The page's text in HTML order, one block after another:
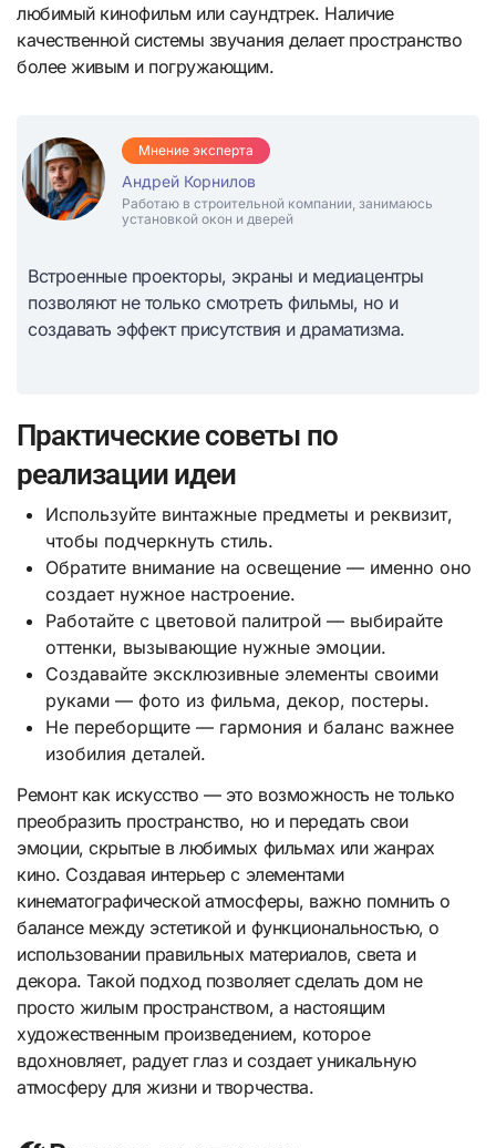
любимый кинофильм или саундтрек. Наличие
качественной системы звучания делает пространство
более живым и погружающим.
Мнение эксперта
Андрей Корнилов
Работаю в строительной компании, занимаюсь
установкой окон и дверей
Встроенные проекторы, экраны и медиацентры
позволяют не только смотреть фильмы, но и
создавать эффект присутствия и драматизма.
Практические советы по
реализации идеи
Используйте винтажные предметы и реквизит,
чтобы подчеркнуть стиль.
Обратите внимание на освещение — именно оно
создает нужное настроение.
Работайте с цветовой палитрой — выбирайте
оттенки, вызывающие нужные эмоции.
Создавайте эксклюзивные элементы своими
руками — фото из фильма, декор, постеры.
Не переборщите — гармония и баланс важнее
изобилия деталей.
Ремонт как искусство — это возможность не только
преобразить пространство, но и передать свои
эмоции, скрытые в любимых фильмах или жанрах
кино. Создавая интерьер с элементами
кинематографической атмосферы, важно помнить о
балансе между эстетикой и функциональностью, о
использовании правильных материалов, света и
декора. Такой подход позволяет сделать дом не
просто жилым пространством, а настоящим
художественным произведением, которое
вдохновляет, радует глаз и создает уникальную
атмосферу для жизни и творчества.